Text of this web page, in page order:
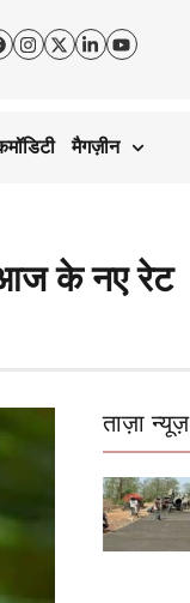
मैगज़ीन
आज के नए रेट
ताज़ा न्यूज़